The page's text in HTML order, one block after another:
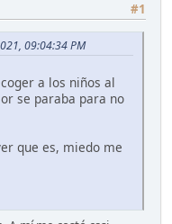
#1
09:04:34 PM
a los niños al
se paraba para no
que es, miedo me